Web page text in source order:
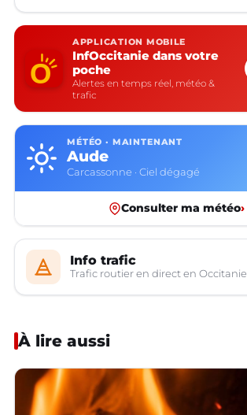
APPLICATION MOBILE
InfOccitanie dans votre
poche
Alertes en temps réel, météo &
trafic
MÉTÉO · MAINTENANT
Aude
Carcassonne · Ciel dégagé
Consulter ma météo›
Info trafic
Trafic routier en direct en Occitanie
À lire aussi